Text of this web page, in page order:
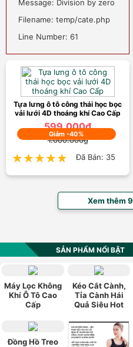
Message: Division by zero
Filename: temp/cate.php
Line Number: 61
Giảm -40%
Tựa lưng ô tô công thái học bọc
vải lưới 4D thoáng khí Cao Cấp
599.000₫
1.000.000₫
★★★★★
★★★★★ Đã Bán: 35
Xem thêm
SẢN PHẨM NỔI BẬT
Máy Lọc Không
Khí Ô Tô Cao
Cấp
Kéo Cắt Cành,
Tỉa Cành Hái
Quả Siêu Hot
Đồng Hồ Treo